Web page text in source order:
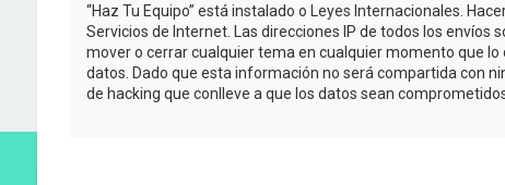
“Haz Tu Equipo” está instalado o Leyes Internacionales.
Servicios de Internet. Las direcciones IP de todos los envíos
mover o cerrar cualquier tema en cualquier momento que
datos. Dado que esta información no será compartida con
de hacking que conlleve a que los datos sean